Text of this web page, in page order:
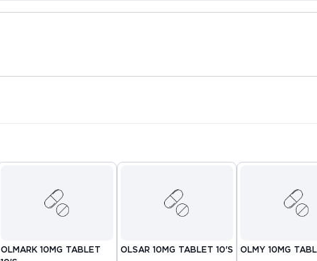
OLMARK 10MG TABLET
OLSAR 10MG TABLET 10'S OLMY 10MG